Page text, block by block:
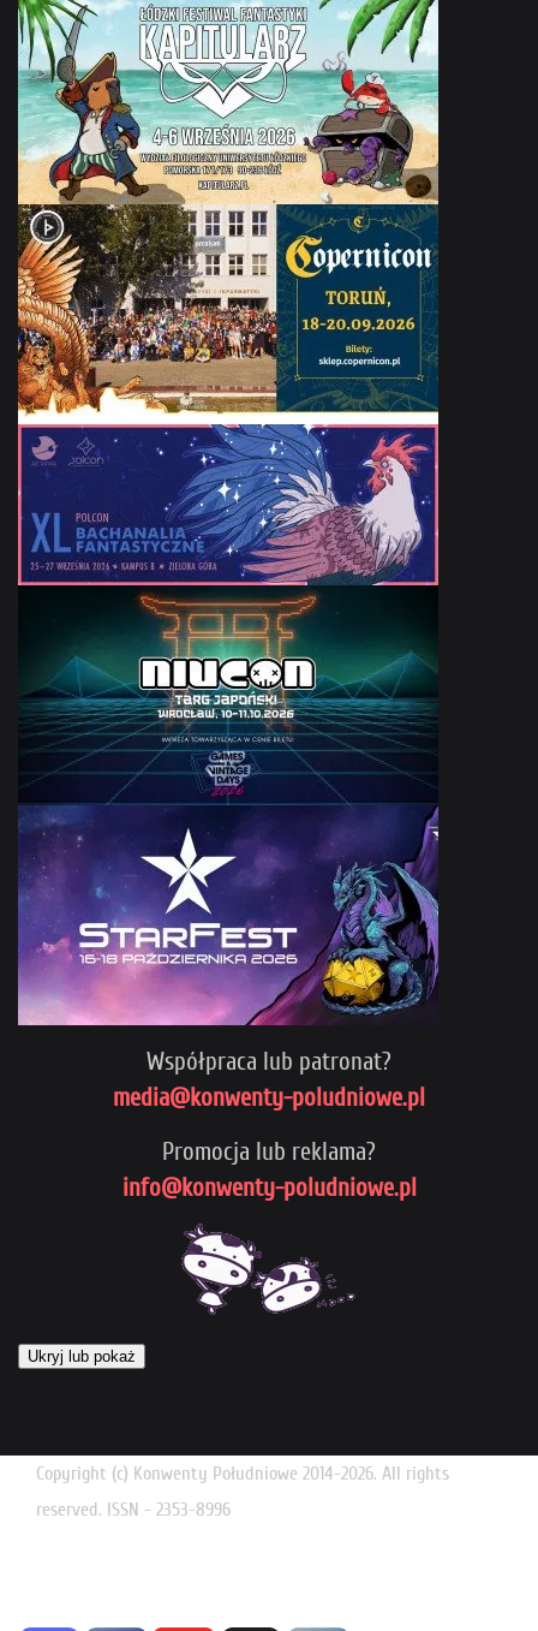
Współpraca lub patronat?
media@konwenty-poludniowe.pl
Promocja lub reklama?
info@konwenty-poludniowe.pl
Ukryj lub pokaż
Copyright (c) Konwenty Południowe 2014-2026. All rights
reserved. ISSN - 2353-8996